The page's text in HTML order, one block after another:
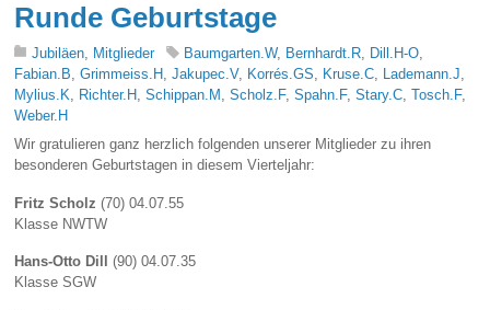
Runde Geburtstage
Jubiläen, Mitglieder Baumgarten.W, Bernhardt.R, Dill.H-O,
Fabian.B,Grimmeiss.H ,Jakupec.V, Korrés.GS, Kruse.C, Lademann.J,
Mylius.K, Richter.H ,Schippan.M ,Scholz.F,Spahn.F,Stary.C,Tosch.F,
Weber.H
Wir gratulieren ganz herzlich folgenden unserer Mitglieder zu ihren
besonderen Geburtstagen in diesem Vierteljahr:
Fritz Scholz (70) 04.07.55
Klasse NWTW
Hans-Otto Dill
(90) 04.07.35
Klasse SGW